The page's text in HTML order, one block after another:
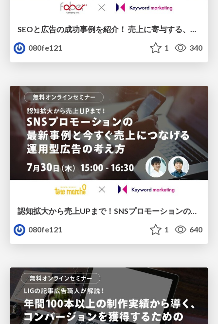
SEOと広告の成功事例を紹介！ 売上に寄与する、今すぐコンバージョンを狙うためのWeb集客/20200806
080fe121
1 340
080fe121
1 640